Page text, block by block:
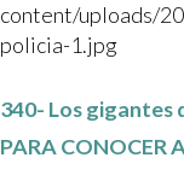
content/uploads/
policia-1.jpg
340- Los gigantes
PARA CONOCER